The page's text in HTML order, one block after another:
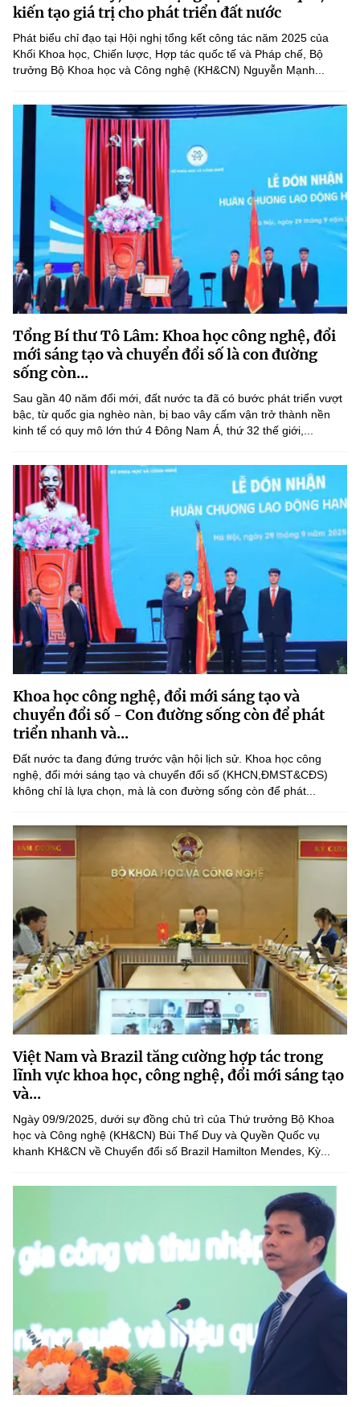
kiến tạo giá trị cho phát triển đất nước
Phát biểu chỉ đạo tại Hội nghị tổng kết công tác năm 2025 của
Khối Khoa học, Chiến lược, Hợp tác quốc tế và Pháp chế, Bộ
trưởng Bộ Khoa học và Công nghệ (KH&CN) Nguyễn Mạnh...
Tổng Bí thư Tô Lâm: Khoa học công nghệ, đổi
mới sáng tạo và chuyển đổi số là con đường
sống còn...
Sau gần 40 năm đổi mới, đất nước ta đã có bước phát triển vượt
bậc, từ quốc gia nghèo nàn, bị bao vây cấm vận trở thành nền
kinh tế có quy mô lớn thứ 4 Đông Nam Á, thứ 32 thế giới,...
Khoa học công nghệ, đổi mới sáng tạo và
chuyển đổi số - Con đường sống còn để phát
triển nhanh và...
Đất nước ta đang đứng trước vận hội lịch sử. Khoa học công
nghệ, đổi mới sáng tạo và chuyển đổi số (KHCN,ĐMST&CĐS)
không chỉ là lựa chọn, mà là con đường sống còn để phát...
Việt Nam và Brazil tăng cường hợp tác trong
lĩnh vực khoa học, công nghệ, đổi mới sáng tạo
và...
Ngày 09/9/2025, dưới sự đồng chủ trì của Thứ trưởng Bộ Khoa
học và Công nghệ (KH&CN) Bùi Thế Duy và Quyền Quốc vụ
khanh KH&CN về Chuyển đổi số Brazil Hamilton Mendes, Kỳ...